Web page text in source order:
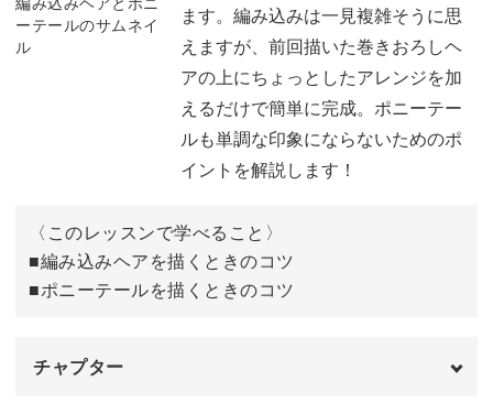
ます。編み込みは一見複雑そうに思
えますが、前回描いた巻きおろしヘ
アの上にちょっとしたアレンジを加
えるだけで簡単に完成。ポニーテー
ルも単調な印象にならないためのポ
イントを解説します！
〈このレッスンで学べること〉
■編み込みヘアを描くときのコツ
■ポニーテールを描くときのコツ
チャプター